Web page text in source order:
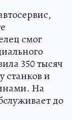
смог
350 тысяч
станков и
На
до